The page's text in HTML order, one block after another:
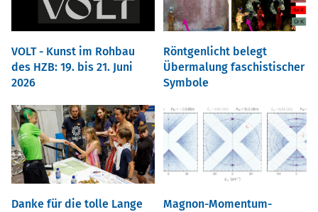
VOLT - Kunst im Rohbau
des HZB: 19. bis 21. Juni
2026
Röntgenlicht belegt
Übermalung faschistischer
Symbole
Danke für die tolle Lange
Magnon-Momentum-